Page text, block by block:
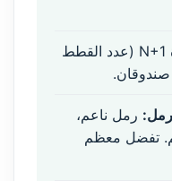
قاعدة N+1 (عدد القطط
رمل ناعم،
عمق 5-7 سم. تفضل معظم